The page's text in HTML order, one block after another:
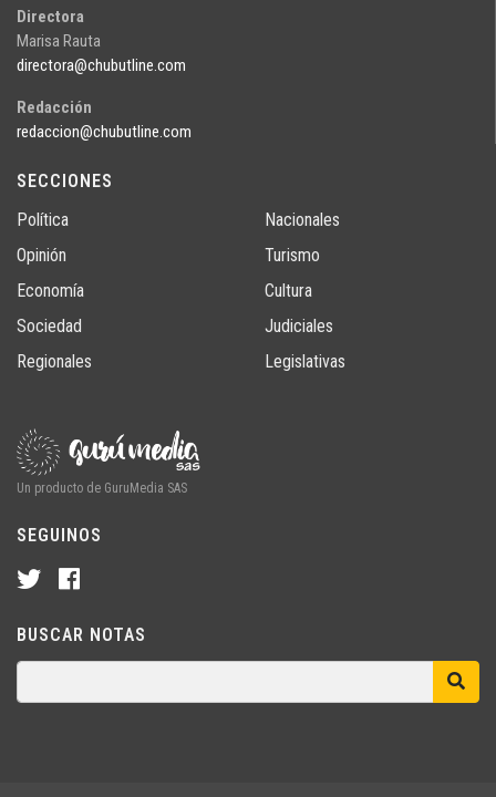
Directora
Marisa Rauta
directora@chubutline.com
Redacción
redaccion@chubutline.com
SECCIONES
Política
Opinión
Economía
Sociedad
Regionales
Nacionales
Turismo
Cultura
Judiciales
Legislativas
Un producto de GuruMedia SAS
SEGUINOS
BUSCAR NOTAS